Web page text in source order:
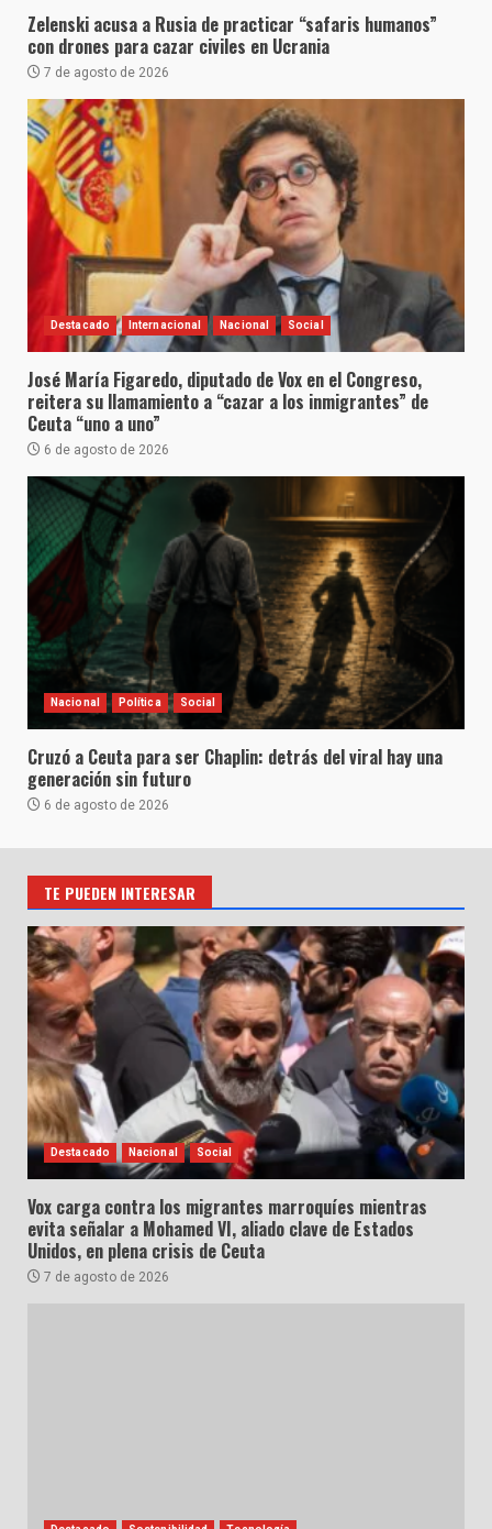
Zelenski acusa a Rusia de practicar “safaris humanos”
con drones para cazar civiles en Ucrania
7 de agosto de 2026
Destacado Internacional Nacional Social
José María Figaredo, diputado de Vox en el Congreso,
reitera su llamamiento a “cazar a los inmigrantes” de
Ceuta “uno a uno”
6 de agosto de 2026
Nacional Política Social
Cruzó a Ceuta para ser Chaplin: detrás del viral hay una
generación sin futuro
6 de agosto de 2026
TE PUEDEN INTERESAR
Destacado Nacional Social
Vox carga contra los migrantes marroquíes mientras
evita señalar a Mohamed VI, aliado clave de Estados
Unidos, en plena crisis de Ceuta
7 de agosto de 2026